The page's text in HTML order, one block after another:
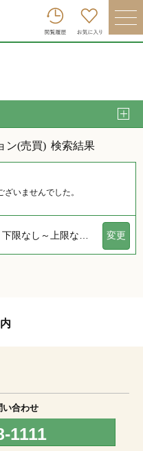
ン(売買) 検索結果
いませんでした。
、指定しない、下限なし～上限なし、指定なし 変更
い合わせ
1111
へ